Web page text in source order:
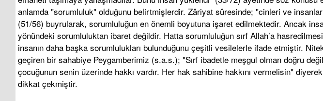
anlamda "sorumluluk" olduğunu belirtmişlerdir. Zâriyat sûresinde; "cinleri ve
(51/56) buyrularak, sorumluluğun en önemli boyutuna işaret edilmektedir. Ancak
yönündeki sorumluluktan ibaret değildir. Hatta sorumluluğun sırf Allah’a
insanın daha başka sorumlulukları bulunduğunu çeşitli vesilelerle ifade etmiştir.
geçiren bir sahabiye Peygamberimiz (s.a.s.); "Sırf ibadetle meşgul olman doğru
çocuğunun senin üzerinde hakkı vardır. Her hak sahibine hakkını vermelisin"
dikkat çekmiştir.